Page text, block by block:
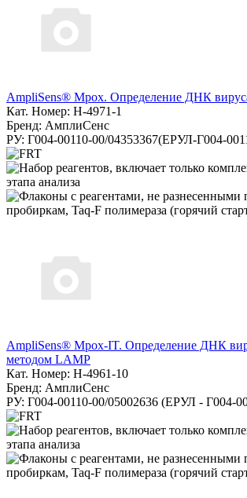
AmpliSens® Mpox. Определение ДНК
Кат. Номер: H-4971-1
Бренд: АмплиСенс
РУ: Г004-00110-00/04353367(ЕРУЛ-Г004-
AmpliSens® Mpox-IT. Определение ДНК
методом LAMP
Кат. Номер: H-4961-10
Бренд: АмплиСенс
РУ: Г004-00110-00/05002636 (ЕРУЛ - Г004-